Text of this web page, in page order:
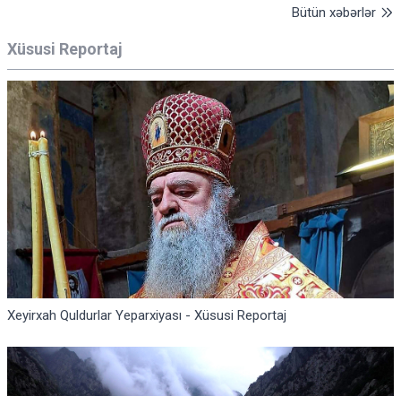
Bütün xəbərlər
Xüsusi Reportaj
Xeyirxah Quldurlar Yeparxiyası - Xüsusi Reportaj